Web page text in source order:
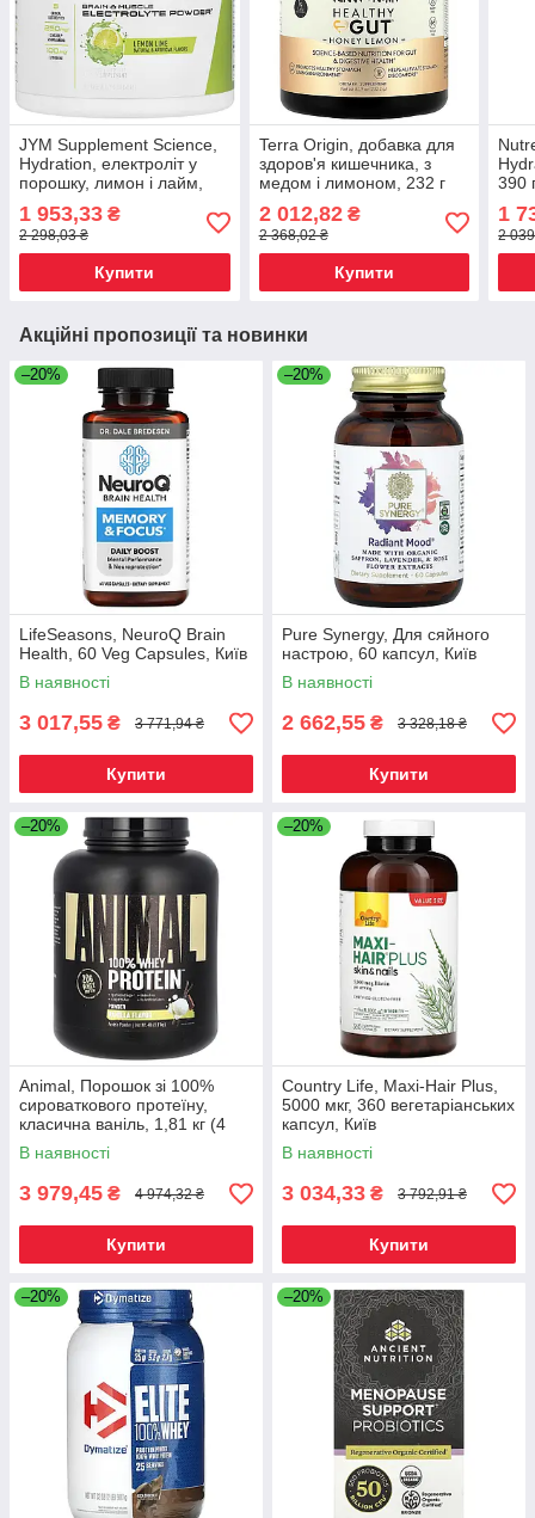
JYM Supplement Science,
Hydration, електроліт у
порошку, лимон і лайм,
204 г (7,2 унції) Київ, Київ
1 953,33 ₴
2 298,03 ₴
Купити
Terra Origin, добавка для
здоров'я кишечника, з
медом і лимоном, 232 г
(8,16 унції) TEO-07311,
Київ
2 012,82₴
2 368,02 ₴
Купити
390
1
2
Акційні пропозиції та новинки
–20%
LifeSeasons, NeuroQ Brain
Health, 60 Veg Capsules, Київ
В наявності
3 017,55 ₴ 3 771,94 ₴
Купити
–20%
Pure Synergy, Для сяйного
настрою, 60 капсул, Київ
В наявності
2 662,55 ₴ 3 328,18 ₴
Купити
–20%
Animal, Порошок зі 100%
сироваткового протеїну,
класична ваніль, 1,81 кг (4
фунти), Київ
В наявності
3 979,45 ₴ 4 974,32 ₴
Купити
–20%
Country Life, Maxi-Hair Plus,
5000 мкг, 360 вегетаріанських
капсул, Київ
В наявності
3 034,33 ₴ 3 792,91 ₴
Купити
–20% –20%